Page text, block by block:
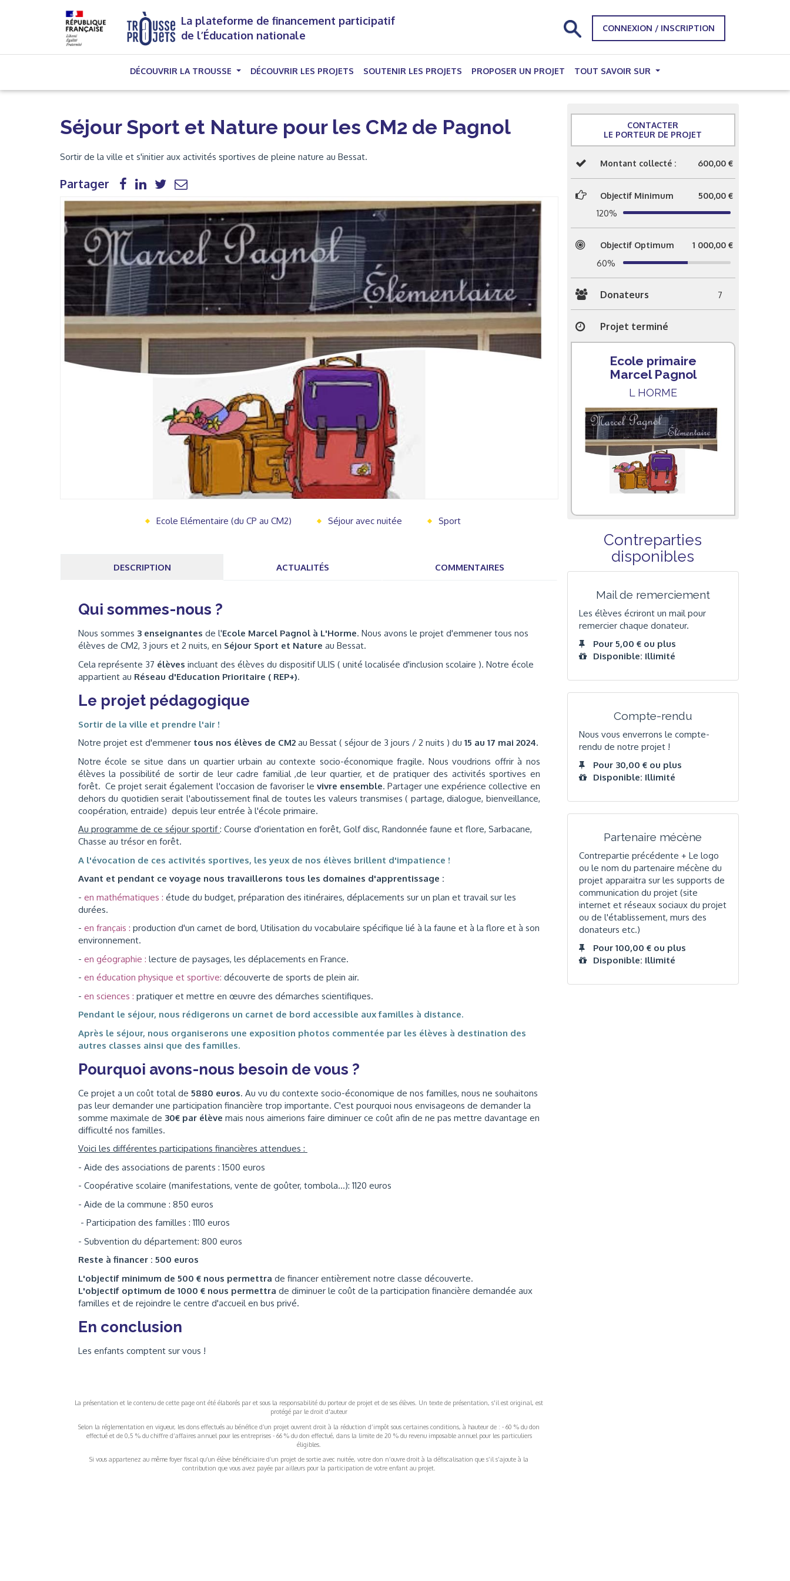
La plateforme de financement participatif
de l’Éducation nationale
CONNEXION / INSCRIPTION
DÉCOUVRIR LA TROUSSE DÉCOUVRIR LES PROJETS (CURRENT)
SOUTENIR LES PROJETS PROPOSER UN PROJET TOUT SAVOIR SUR
Séjour Sport et Nature pour les CM2 de Pagnol
Sortir de la ville et s'initier aux activités sportives de pleine nature au Bessat.
Partager
Ecole Elémentaire (du CP au CM2) Séjour avec nuitée Sport
DESCRIPTION ACTUALITÉS COMMENTAIRES
Qui sommes-nous ?
Nous sommes 3 enseignantes de l'Ecole Marcel Pagnol à L'Horme. Nous avons le projet d'emmener tous nos
élèves de CM2, 3 jours et 2 nuits, en Séjour Sport et Nature au Bessat.
Cela représente 37 élèves incluant des élèves du dispositif ULIS ( unité localisée d'inclusion scolaire ). Notre école
appartient au Réseau d'Education Prioritaire ( REP+).
Le projet pédagogique
Sortir de la ville et prendre l'air !
Notre projet est d'emmener tous nos élèves de CM2 au Bessat ( séjour de 3 jours / 2 nuits ) du 15 au 17 mai 2024.
Notre école se situe dans un quartier urbain au contexte socio-économique fragile. Nous voudrions offrir à nos
élèves la possibilité de sortir de leur cadre familial ,de leur quartier, et de pratiquer des activités sportives en
forêt. Ce projet serait également l'occasion de favoriser le vivre ensemble. Partager une expérience collective en
dehors du quotidien serait l'aboutissement final de toutes les valeurs transmises ( partage, dialogue, bienveillance,
coopération, entraide) depuis leur entrée à l'école primaire.
Au programme de ce séjour sportif: Course d'orientation en forêt, Golf disc, Randonnée faune et flore, Sarbacane,
Chasse au trésor en forêt.
A l'évocation de ces activités sportives, les yeux de nos élèves brillent d'impatience !
Avant et pendant ce voyage nous travaillerons tous les domaines d'apprentissage :
- en mathématiques : étude du budget, préparation des itinéraires, déplacements sur un plan et travail sur les
durées.
- en français : production d'un carnet de bord, Utilisation du vocabulaire spécifique lié à la faune et à la flore et à son
environnement.
- en géographie : lecture de paysages, les déplacements en France.
- en éducation physique et sportive: découverte de sports de plein air.
- en sciences : pratiquer et mettre en œuvre des démarches scientifiques.
Pendant le séjour, nous rédigerons un carnet de bord accessible aux familles à distance.
Après le séjour, nous organiserons une exposition photos commentée par les élèves à destination des
autres classes ainsi que des familles.
Pourquoi avons-nous besoin de vous ?
Ce projet a un coût total de 5880 euros. Au vu du contexte socio-économique de nos familles, nous ne souhaitons
pas leur demander une participation financière trop importante. C'est pourquoi nous envisageons de demander la
somme maximale de 30€ par élève mais nous aimerions faire diminuer ce coût afin de ne pas mettre davantage en
difficulté nos familles.
Voici les différentes participations financières attendues :
- Aide des associations de parents : 1500 euros
- Coopérative scolaire (manifestations, vente de goûter, tombola...): 1120 euros
- Aide de la commune : 850 euros
- Participation des familles : 1110 euros
- Subvention du département: 800 euros
Reste à financer : 500 euros
L'objectif minimum de 500 € nous permettra de financer entièrement notre classe découverte.
L'objectif optimum de 1000 € nous permettra de diminuer le coût de la participation financière demandée aux
familles et de rejoindre le centre d'accueil en bus privé.
En conclusion
Les enfants comptent sur vous !
La présentation et le contenu de cette page ont été élaborés par et sous la responsabilité du porteur de projet et de ses élèves. Un texte de présentation, s'il est original, est
protégé par le droit d'auteur
Selon la réglementation en vigueur, les dons effectués au bénéfice d’un projet ouvrent droit à la réduction d’impôt sous certaines conditions, à hauteur de : - 60 % du don
effectué et de 0,5 % du chiffre d’affaires annuel pour les entreprises - 66 % du don effectué, dans la limite de 20 % du revenu imposable annuel pour les particuliers
éligibles.
Si vous appartenez au même foyer fiscal qu’un élève bénéficiaire d’un projet de sortie avec nuitée, votre don n’ouvre droit à la défiscalisation que s’il s’ajoute à la
contribution que vous avez payée par ailleurs pour la participation de votre enfant au projet.
CONTACTER
LE PORTEUR DE PROJET
Montant collecté : 600,00 €
Objectif Minimum 500,00 €
120%
Objectif Optimum 1 000,00 €
60%
Donateurs 7
Projet terminé
Ecole primaire
Marcel Pagnol
L HORME
Contreparties
disponibles
Mail de remerciement
Les élèves écriront un mail pour
remercier chaque donateur.
Pour 5,00 € ou plus
Disponible: Illimité
Compte-rendu
Nous vous enverrons le compte-
rendu de notre projet !
Pour 30,00 € ou plus
Disponible: Illimité
Partenaire mécène
Contrepartie précédente + Le logo
ou le nom du partenaire mécène du
projet apparaitra sur les supports de
communication du projet (site
internet et réseaux sociaux du projet
ou de l'établissement, murs des
donateurs etc.)
Pour 100,00 € ou plus
Disponible: Illimité